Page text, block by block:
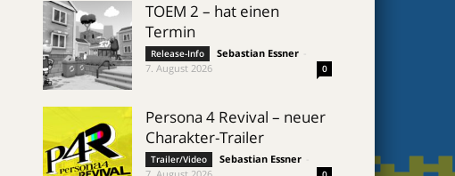
TOEM 2 – hat einen
Termin
Release-Info Sebastian Essner
7. August 2026
0
Persona 4 Revival – neuer
Charakter-Trailer
Trailer/Video Sebastian Essner